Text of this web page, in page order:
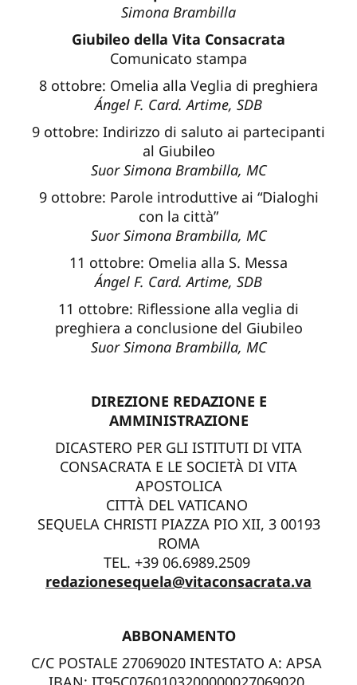
Simona Brambilla
Giubileo della Vita Consacrata
Comunicato stampa
8 ottobre: Omelia alla Veglia di preghiera
Ángel F. Card. Artime, SDB
9 ottobre: Indirizzo di saluto ai partecipanti
al Giubileo
Suor Simona Brambilla, MC
9 ottobre: Parole introduttive ai “Dialoghi
con la città”
Suor Simona Brambilla, MC
11 ottobre: Omelia alla S. Messa
Ángel F. Card. Artime, SDB
11 ottobre: Riflessione alla veglia di
preghiera a conclusione del Giubileo
Suor Simona Brambilla, MC
DIREZIONE REDAZIONE E
AMMINISTRAZIONE
DICASTERO PER GLI ISTITUTI DI VITA
CONSACRATA E LE SOCIETÀ DI VITA
APOSTOLICA
CITTÀ DEL VATICANO
SEQUELA CHRISTI PIAZZA PIO XII, 3 00193
ROMA
TEL. +39 06.6989.2509
redazionesequela@vitaconsacrata.va
ABBONAMENTO
C/C POSTALE 27069020 INTESTATO A: APSA